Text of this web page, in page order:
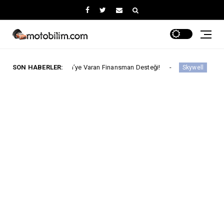
SON HABERLER:
tl’ye Varan Finansman Desteği! Skywell Skywell'den Açıklama